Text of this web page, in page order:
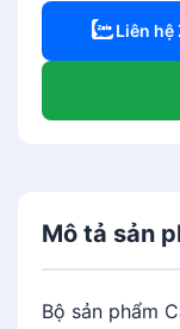
i
h
o
.
1
L
Liên hệ
Mô tả sản
Bộ sản phẩm